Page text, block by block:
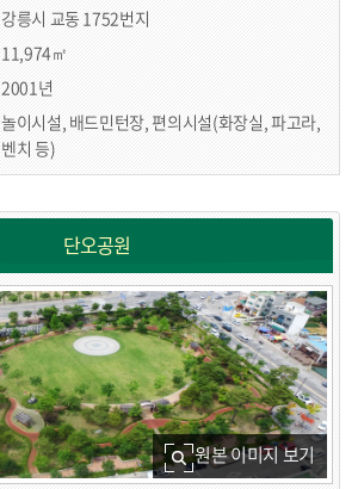
강릉시 교동 1752번지
11,974㎡
2001년
놀이시설, 배드민턴장, 편의시설(화장실, 파고라,
벤치 등)
단오공원
원본 이미지 보기